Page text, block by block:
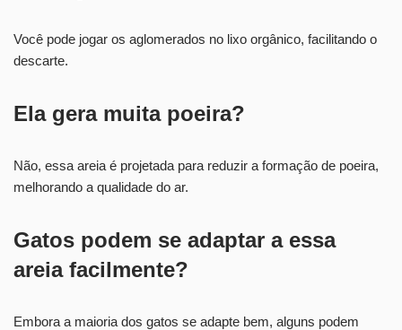
Você pode jogar os aglomerados no lixo orgânico, facilitando o
descarte.
Ela gera muita poeira?
Não, essa areia é projetada para reduzir a formação de poeira,
melhorando a qualidade do ar.
Gatos podem se adaptar a essa
areia facilmente?
Embora a maioria dos gatos se adapte bem, alguns podem